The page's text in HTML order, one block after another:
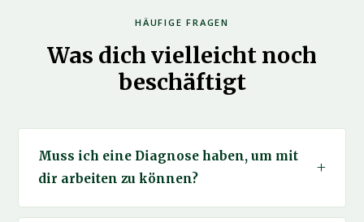
HÄUFIGE FRAGEN
Was dich vielleicht noch
beschäftigt
Muss ich eine Diagnose haben, um mit
dir arbeiten zu können?